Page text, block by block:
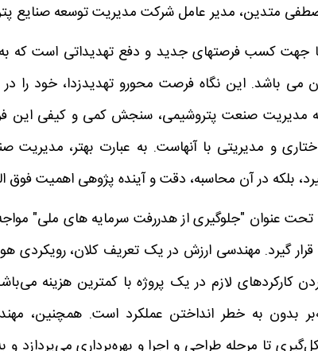
متدین، مدیر عامل شرکت مدیریت توسعه صنایع
جهت کسب فرصتهای جدید و دفع تهدیداتی است که به
می باشد. این نگاه فرصت محورو تهدیدزدا، خود را
مدیریت صنعت پتروشیمی، سنجش کمی و کیفی این
و مدیریتی با آنهاست. به عبارت بهتر،
بلکه در آن محاسبه، دقت و آینده پژوهی اهمیت فوق
عنوان "جلوگیری از هدررفت سرمایه های ملی"
گیرد. مهندسی ارزش در یک تعریف کلان، رویکردی
لازم در یک پروژه با کمترین هزینه
بدون به خطر انداختن عملکرد است. همچنین،